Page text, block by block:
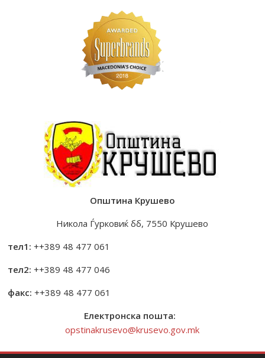
Општина Крушево
Никола Ѓурковиќ бб, 7550 Крушево
тел1: ++389 48 477 061
тел2: ++389 48 477 046
факс: ++389 48 477 061
Електронска пошта:
opstinakrusevo@krusevo.gov.mk